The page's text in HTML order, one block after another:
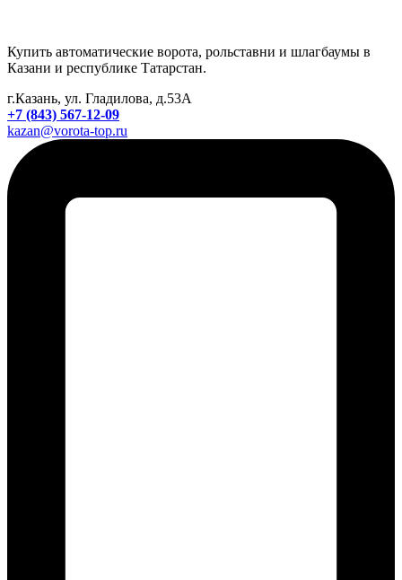
Купить автоматические ворота, рольставни и шлагбаумы в
Казани и республике Татарстан.
г.Казань, ул. Гладилова, д.53А
+7 (843) 567-12-09
kazan@vorota-top.ru